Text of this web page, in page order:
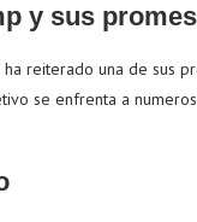
y sus
reiterado una de sus
se enfrenta a